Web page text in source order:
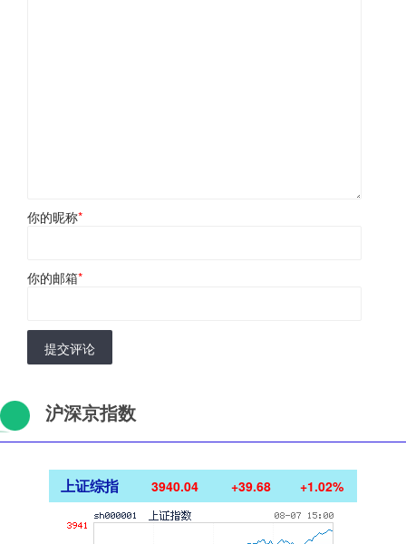
你的昵称*
你的邮箱*
提交评论
沪深京指数
上证综指 3940.04 +39.68 +1.02%